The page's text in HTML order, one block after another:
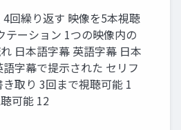
4回繰り返す 映像を5本視聴
テーション 1つの映像内の
日本語字幕 英語字幕 日本
字幕で提示された セリフ
き取り 3回まで視聴可能 1
可能 12